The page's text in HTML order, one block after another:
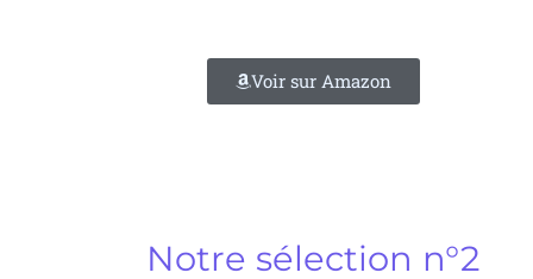
Voir sur Amazon
Notre sélection n°2